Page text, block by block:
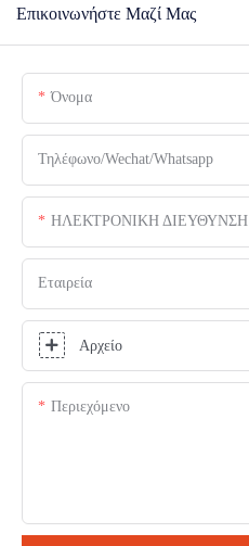
Επικοινωνήστε Μαζί Μας
Όνομα
Τηλέφωνο/Wechat/Whatsapp
ΗΛΕΚΤΡΟΝΙΚΗ ΔΙΕΥΘΥΝΣΗ
Εταιρεία
Αρχείο
Περιεχόμενο